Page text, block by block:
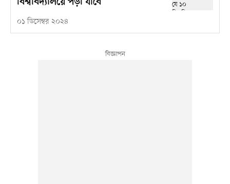
বিশ্ববিদ্যালয়ে পড়া যাবে
০১ ডিসেম্বর ২০২৪